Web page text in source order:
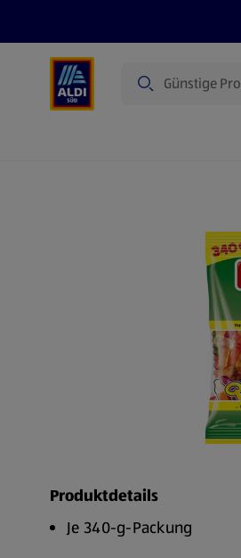
Produktdetails
Je 340-g-Packung